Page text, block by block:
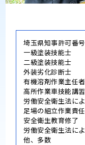
埼玉県知事許可番
一級塗装技能士
二級塗装技能士
外装劣化診断士
有機溶剤作業主任者
高所作業車技能講
労働安全衛生法に
足場の組立作業責
安全衛生教育修了
労働安全衛生法に
他、多数